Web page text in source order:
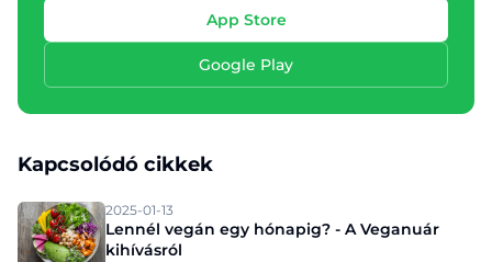
App Store
Google Play
Kapcsolódó cikkek
2025-01-13
Lennél vegán egy hónapig? - A Veganuár
kihívásról